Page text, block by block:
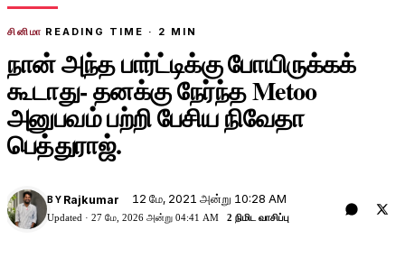
சினிமா READING TIME · 2 MIN
நான் அந்த பார்ட்டிக்கு போயிருக்கக்
கூடாது- தனக்கு நேர்ந்த Metoo
அனுபவம் பற்றி பேசிய நிவேதா
பெத்துராஜ்.
BY Rajkumar 12 மே, 2021 அன்று 10:28 AM
Updated · 27 மே, 2026 அன்று 04:41 AM 2 நிமிட வாசிப்பு